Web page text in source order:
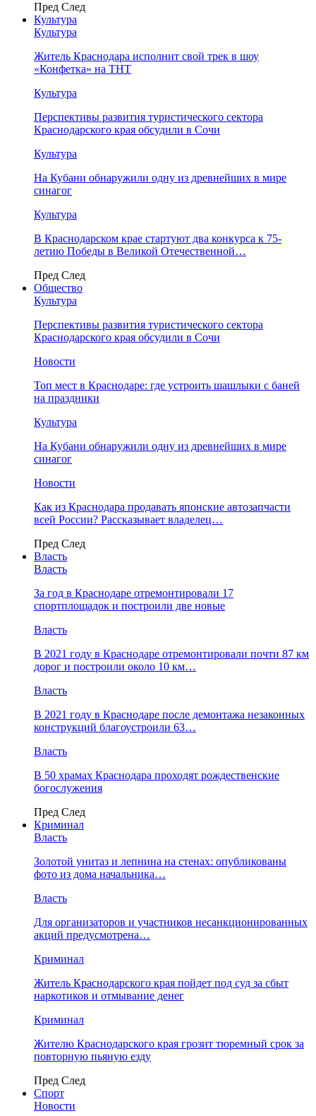
Пред След
Культура
Культура
Житель Краснодара исполнит свой трек в шоу
«Конфетка» на ТНТ
Культура
Перспективы развития туристического сектора
Краснодарского края обсудили в Сочи
Культура
На Кубани обнаружили одну из древнейших в мире
синагог
Культура
В Краснодарском крае стартуют два конкурса к 75-
летию Победы в Великой Отечественной…
Пред След
Общество
Культура
Перспективы развития туристического сектора
Краснодарского края обсудили в Сочи
Новости
Топ мест в Краснодаре: где устроить шашлыки с баней
на праздники
Культура
На Кубани обнаружили одну из древнейших в мире
синагог
Новости
Как из Краснодара продавать японские автозапчасти
всей России? Рассказывает владелец…
Пред След
Власть
Власть
За год в Краснодаре отремонтировали 17
спортплощадок и построили две новые
Власть
В 2021 году в Краснодаре отремонтировали почти 87 км
дорог и построили около 10 км…
Власть
В 2021 году в Краснодаре после демонтажа незаконных
конструкций благоустроили 63…
Власть
В 50 храмах Краснодара проходят рождественские
богослужения
Пред След
Криминал
Власть
​Золотой унитаз и лепнина на стенах: опубликованы
фото из дома начальника…
Власть
Для организаторов и участников несанкционированных
акций предусмотрена…
Криминал
Житель Краснодарского края пойдет под суд за сбыт
наркотиков и отмывание денег
Криминал
Жителю Краснодарского края грозит тюремный срок за
повторную пьяную езду
Пред След
Спорт
Новости